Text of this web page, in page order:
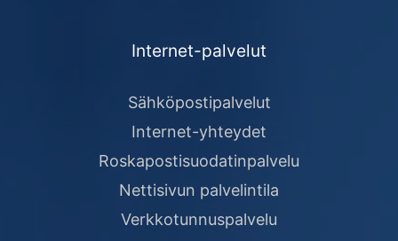
Internet-palvelut
Sähköpostipalvelut
Internet-yhteydet
Roskapostisuodatinpalvelu
Nettisivun palvelintila
Verkkotunnuspalvelu